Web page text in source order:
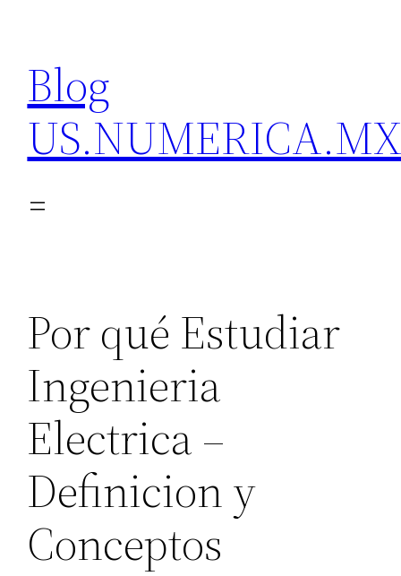
content
Blog
Por qué Estudiar
Ingenieria
Electrica –
Definicion y
Conceptos